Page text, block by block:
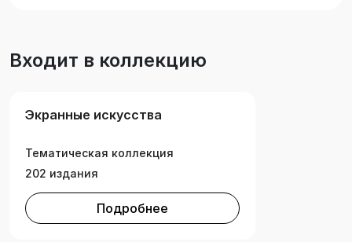
Входит в коллекцию
Экранные искусства
Тематическая коллекция
202 издания
Подробнее